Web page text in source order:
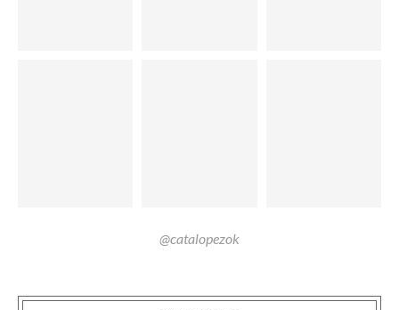
@catalopezok